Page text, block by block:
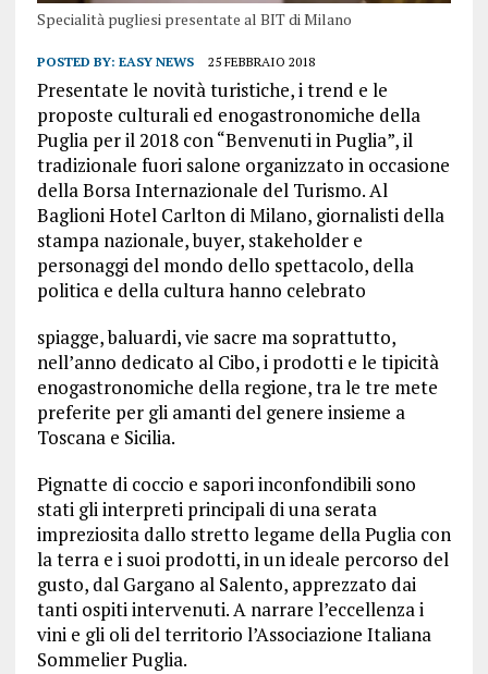
Specialità pugliesi presentate al BIT di Milano
POSTED BY: EASY NEWS 25 FEBBRAIO 2018
Presentate le novità turistiche, i trend e le
proposte culturali ed enogastronomiche della
Puglia per il 2018 con “Benvenuti in Puglia”, il
tradizionale fuori salone organizzato in occasione
della Borsa Internazionale del Turismo. Al
Baglioni Hotel Carlton di Milano, giornalisti della
stampa nazionale, buyer, stakeholder e
personaggi del mondo dello spettacolo, della
politica e della cultura hanno celebrato
spiagge, baluardi, vie sacre ma soprattutto,
nell’anno dedicato al Cibo, i prodotti e le tipicità
enogastronomiche della regione, tra le tre mete
preferite per gli amanti del genere insieme a
Toscana e Sicilia.
Pignatte di coccio e sapori inconfondibili sono
stati gli interpreti principali di una serata
impreziosita dallo stretto legame della Puglia con
la terra e i suoi prodotti, in un ideale percorso del
gusto, dal Gargano al Salento, apprezzato dai
tanti ospiti intervenuti. A narrare l’eccellenza i
vini e gli oli del territorio l’Associazione Italiana
Sommelier Puglia.